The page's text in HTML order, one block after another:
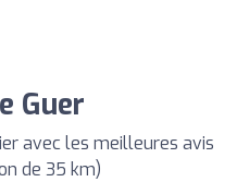
Guer
avec les meilleures avis
de 35 km)